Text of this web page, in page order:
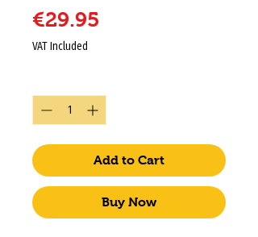
€29.95
VAT Included
Add to Cart
Buy Now